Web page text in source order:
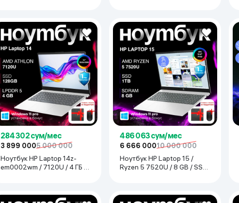
284 302 сум/мес
3 899 0005 000 000
Ноутбук HP Laptop 14z-
em0002wm / 7120U / 4 ГБ /
486 063 сум/мес
6 666 00010 000 000
Ноутбук HP Laptop 15 /
Ryzen 5 7520U / 8 GB / SSD